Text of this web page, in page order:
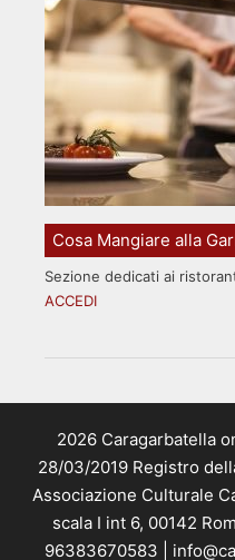
Cosa Mangiare alla
Sezione dedicati ai
ACCEDI
2026 Caragarbatella
28/03/2019 Registro
Associazione Culturale
scala I int 6, 00142
96383670583 |